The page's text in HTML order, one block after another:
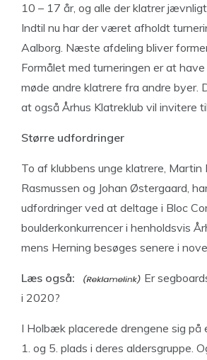
10 – 17 år, og alle der klatrer
Indtil nu har der været afholdt
Aalborg. Næste afdeling bliver
Formålet med turneringen er at
møde andre klatrere fra andre byer.
at også Århus Klatreklub vil invitere
Større udfordringer
To af klubbens unge klatrere, Martin
Rasmussen og Johan Østergaard,
udfordringer ved at deltage i Bloc
boulderkonkurrencer i henholdsvis
mens Herning besøges senere i
Læs også:
Er
i 2020?
I Holbæk placerede drengene sig
1. og 5. plads i deres aldersgruppe.